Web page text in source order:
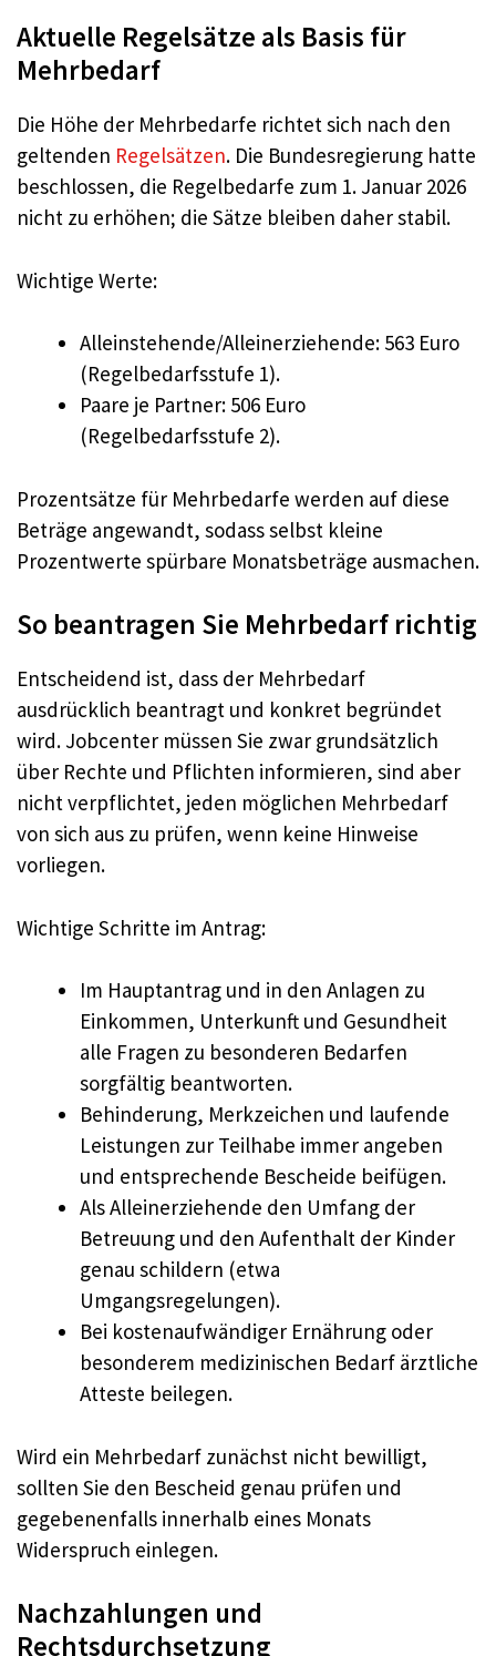
Aktuelle Regelsätze als Basis für
Mehrbedarf
Die Höhe der Mehrbedarfe richtet sich nach den
geltenden Regelsätzen. Die Bundesregierung hatte
beschlossen, die Regelbedarfe zum 1. Januar 2026
nicht zu erhöhen; die Sätze bleiben daher stabil.
Wichtige Werte:
Alleinstehende/Alleinerziehende: 563 Euro
(Regelbedarfsstufe 1).
Paare je Partner: 506 Euro
(Regelbedarfsstufe 2).
Prozentsätze für Mehrbedarfe werden auf diese
Beträge angewandt, sodass selbst kleine
Prozentwerte spürbare Monatsbeträge ausmachen.
So beantragen Sie Mehrbedarf richtig
Entscheidend ist, dass der Mehrbedarf
ausdrücklich beantragt und konkret begründet
wird. Jobcenter müssen Sie zwar grundsätzlich
über Rechte und Pflichten informieren, sind aber
nicht verpflichtet, jeden möglichen Mehrbedarf
von sich aus zu prüfen, wenn keine Hinweise
vorliegen.
Wichtige Schritte im Antrag:
Im Hauptantrag und in den Anlagen zu
Einkommen, Unterkunft und Gesundheit
alle Fragen zu besonderen Bedarfen
sorgfältig beantworten.
Behinderung, Merkzeichen und laufende
Leistungen zur Teilhabe immer angeben
und entsprechende Bescheide beifügen.
Als Alleinerziehende den Umfang der
Betreuung und den Aufenthalt der Kinder
genau schildern (etwa
Umgangsregelungen).
Bei kostenaufwändiger Ernährung oder
besonderem medizinischen Bedarf ärztliche
Atteste beilegen.
Wird ein Mehrbedarf zunächst nicht bewilligt,
sollten Sie den Bescheid genau prüfen und
gegebenenfalls innerhalb eines Monats
Widerspruch einlegen.
Nachzahlungen und
Rechtsdurchsetzung